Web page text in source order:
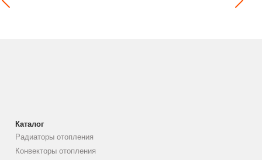
Каталог
Радиаторы отопления
Конвекторы отопления